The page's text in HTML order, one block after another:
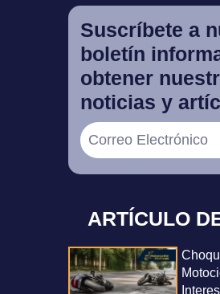
Suscríbete a
boletín
obtener
noticias y
ARTÍCULO